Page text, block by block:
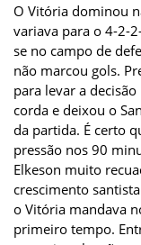
O Vitória dominou
variava para o 4-2-
se no campo de
não marcou gols.
para levar a
corda e deixou o
da partida. É certo
pressão nos 90
Elkeson muito
crescimento
o Vitória mandava
primeiro tempo.